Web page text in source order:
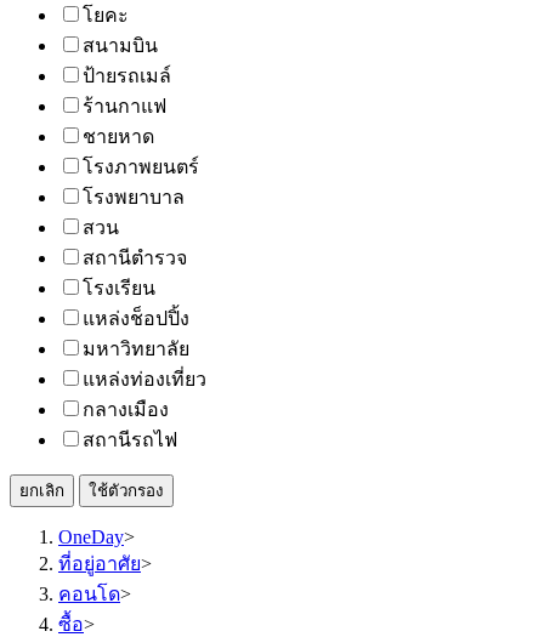
โยคะ
สนามบิน
ป้ายรถเมล์
ร้านกาแฟ
ชายหาด
โรงภาพยนตร์
โรงพยาบาล
สวน
สถานีตำรวจ
โรงเรียน
แหล่งช็อปปิ้ง
มหาวิทยาลัย
แหล่งท่องเที่ยว
กลางเมือง
สถานีรถไฟ
ยกเลิก ใช้ตัวกรอง
OneDay>
ที่อยู่อาศัย>
คอนโด>
ซื้อ>